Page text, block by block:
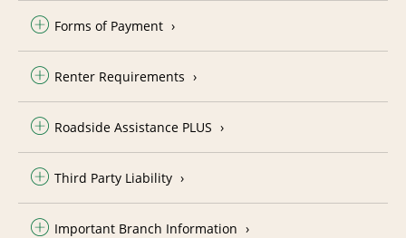
Forms of Payment
Renter Requirements
Roadside Assistance PLUS
Third Party Liability
Important Branch Information